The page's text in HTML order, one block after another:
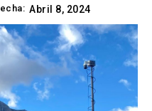
Abril 8, 2024